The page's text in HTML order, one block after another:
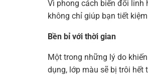
Vì phong cách biến đổi
không chỉ giúp bạn tiết
Bền bỉ với thời gian
Một trong những lý do
dụng, lớp màu sẽ bị trôi hết